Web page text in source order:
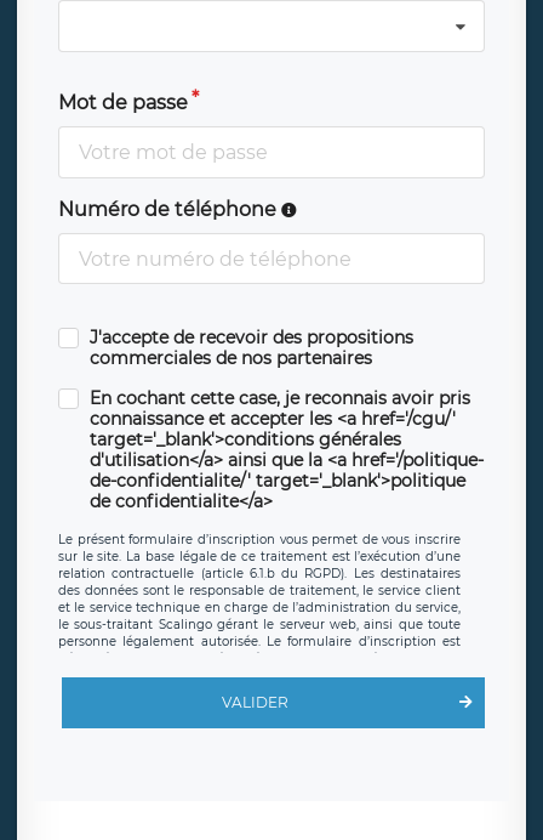
Mot de passe
Numéro de téléphone
J'accepte de recevoir des propositions
commerciales de nos partenaires
En cochant cette case, je reconnais avoir pris
connaissance et accepter les <a href='/cgu/'
target='_blank'>conditions générales
d'utilisation</a> ainsi que la <a href='/politique-
de-confidentialite/' target='_blank'>politique
de confidentialite</a>
Le présent formulaire d’inscription vous permet de vous inscrire
sur le site. La base légale de ce traitement est l’exécution d’une
relation contractuelle (article 6.1.b du RGPD). Les destinataires
des données sont le responsable de traitement, le service client
et le service technique en charge de l’administration du service,
le sous-traitant Scalingo gérant le serveur web, ainsi que toute
personne légalement autorisée. Le formulaire d’inscription est
offrant desclauses de protection conformes au RGPD. Les
en sollicite la suppression, étant entendu que vous pouvez
demander la suppression de vos données et retirer votre
VALIDER